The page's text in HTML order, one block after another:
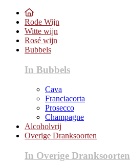
Rode Wijn
Witte wijn
Rosé wijn
Bubbels
In Bubbels
Cava
Franciacorta
Prosecco
Champagne
Alcoholvrij
Overige Dranksoorten
In Overige Dranksoorten